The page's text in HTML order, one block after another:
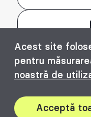
Acest site
pentru
noastră de
Acceptă
© Bienala
2016 - 2026. All